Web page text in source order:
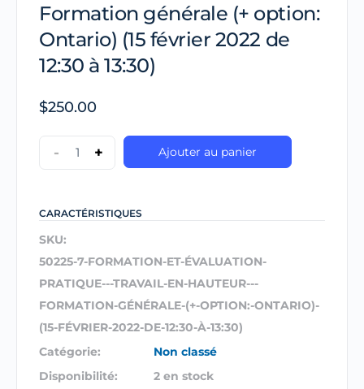
Formation générale (+ option:
Ontario) (15 février 2022 de
12:30 à 13:30)
$250.00
- + Ajouter au panier
CARACTÉRISTIQUES
SKU:
50225-7-FORMATION-ET-ÉVALUATION-
PRATIQUE---TRAVAIL-EN-HAUTEUR---
FORMATION-GÉNÉRALE-(+-OPTION:-ONTARIO)-
(15-FÉVRIER-2022-DE-12:30-À-13:30)
Catégorie:
Non classé
Disponibilité:
2 en stock